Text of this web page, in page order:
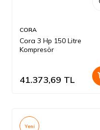
CORA
Cora 3 Hp 150 Litre
Kompresör
41.373,69 TL
Yeni